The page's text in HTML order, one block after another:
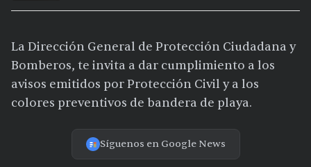
La Dirección General de Protección Ciudadana y
Bomberos, te invita a dar cumplimiento a los
avisos emitidos por Protección Civil y a los
colores preventivos de bandera de playa.
Síguenos en Google News